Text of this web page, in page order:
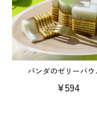
パンダのゼリーバウ
¥594